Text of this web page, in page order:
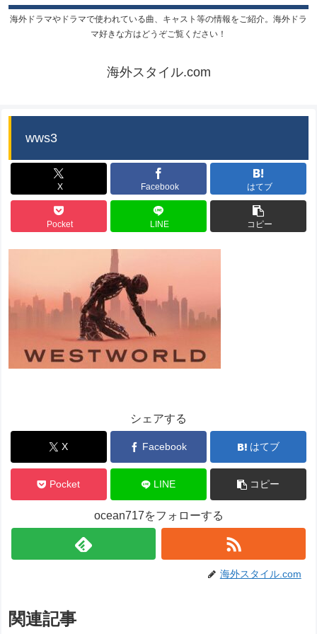
海外ドラマやドラマで使われている曲、キャスト等の情報をご紹介。海外ドラ
マ好きな方はどうぞご覧ください！
海外スタイル.com
wws3
X Facebook はてブ
Pocket LINE コピー
シェアする
X Facebook はてブ
Pocket LINE コピー
ocean717をフォローする
海外スタイル.com
関連記事